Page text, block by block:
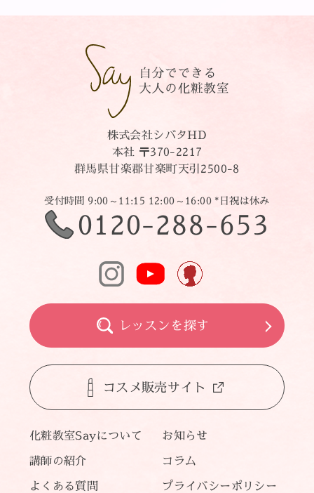
株式会社シバタHD
本社 〒370-2217
群馬県甘楽郡甘楽町天引2500-8
受付時間 9:00～11:15 12:00～16:00 *日祝は休み
0120-288-653
レッスンを探す
コスメ販売サイト
化粧教室Sayについて
講師の紹介
よくある質問
コラム
お知らせ
プライバシーポリシー